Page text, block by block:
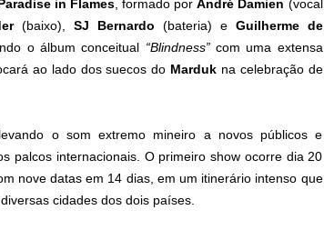
in Flames , formado porAndré Damien (vocal
(baixo), SJ Bernardo (bateria) e Guilherme de
o álbum conceitual “Blindness”com uma extensa
ao lado dos suecos do Marduk na celebração de
o som extremo mineiro a novos públicos e
palcos internacionais. O primeiro show ocorre dia 20
nove datas em 14 dias, em um itinerário intenso que
cidades dos dois países.